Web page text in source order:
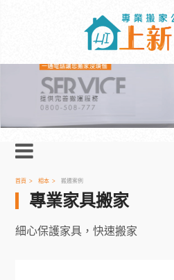
首頁 相本 搬遷案例
專業家具搬家
細心保護家具，快速搬家